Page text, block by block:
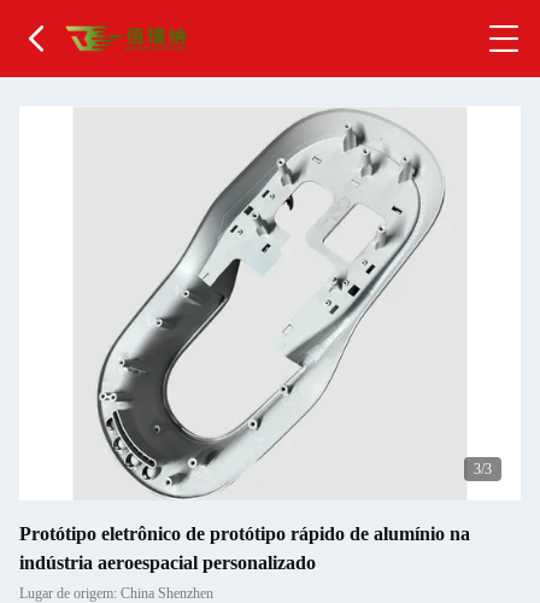
1/3
Protótipo eletrônico de protótipo rápido de alumínio na
indústria aeroespacial personalizado
Lugar de origem: China Shenzhen